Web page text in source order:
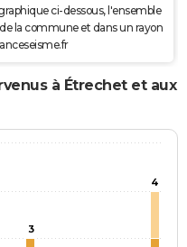
ci-dessous, l'ensemble
la commune et dans un rayon
à Étrechet et aux
3
4